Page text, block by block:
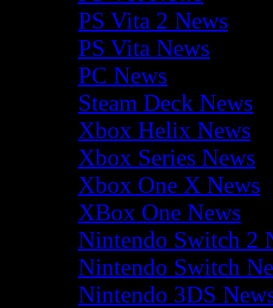
PS Vita 2 News
PS Vita News
PC News
Steam Deck News
Xbox Helix News
Xbox Series News
Xbox One X News
XBox One News
Nintendo Switch 2
Nintendo Switch
Nintendo 3DS